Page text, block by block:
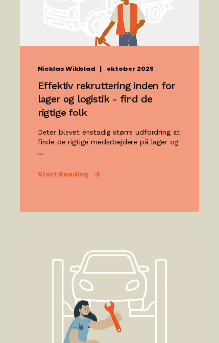
Nicklas Wikblad oktober 2025
Effektiv rekruttering inden for
lager og logistik - find de
rigtige folk
Deter blevet enstadig større udfordring at
finde de rigtige medarbejdere på lager og
...
Start Reading